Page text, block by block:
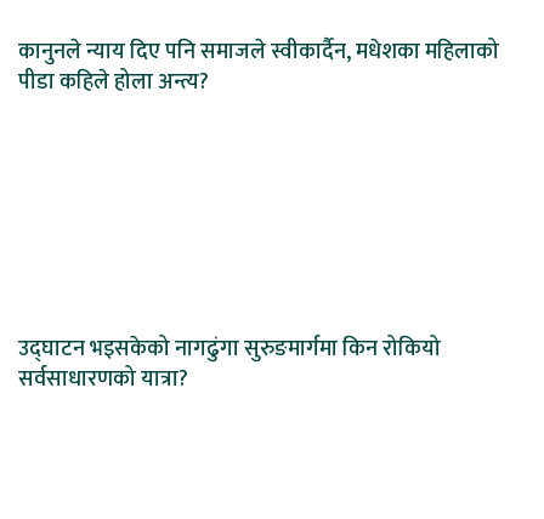
कानुनले न्याय दिए पनि समाजले स्वीकार्दैन, मधेशका महिलाको
पीडा कहिले होला अन्त्य?
उद्घाटन भइसकेको नागढुंगा सुरुङमार्गमा किन रोकियो
सर्वसाधारणको यात्रा?